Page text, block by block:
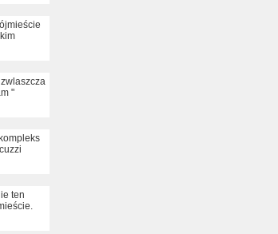
"
ten